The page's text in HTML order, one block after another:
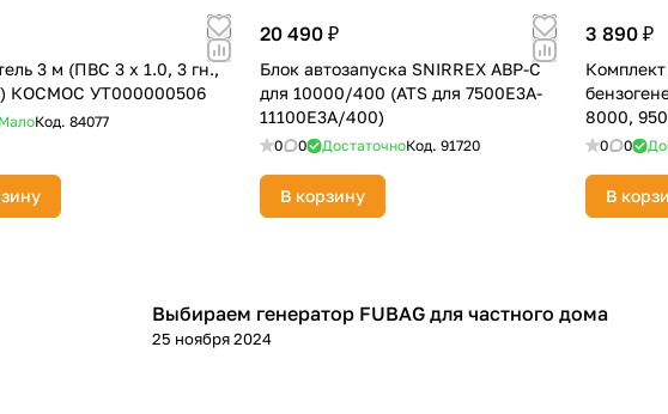
3 м (ПВС 3 х 1.0, 3 гн.,
КОСМОС УТ000000506
МалоКод.84077
20 490 ₽
Блок автозапуска SNIRREX ABP-C
для 10000/400 (ATS для 7500E3A-
11100E3A/400)
0 0 ДостаточноКод.91720
В корзину
3 890 ₽
8000,
3/LXA/
0 0
В
Генераторы
Выбираем генератор FUBAG для частного дома
25 ноября 2024